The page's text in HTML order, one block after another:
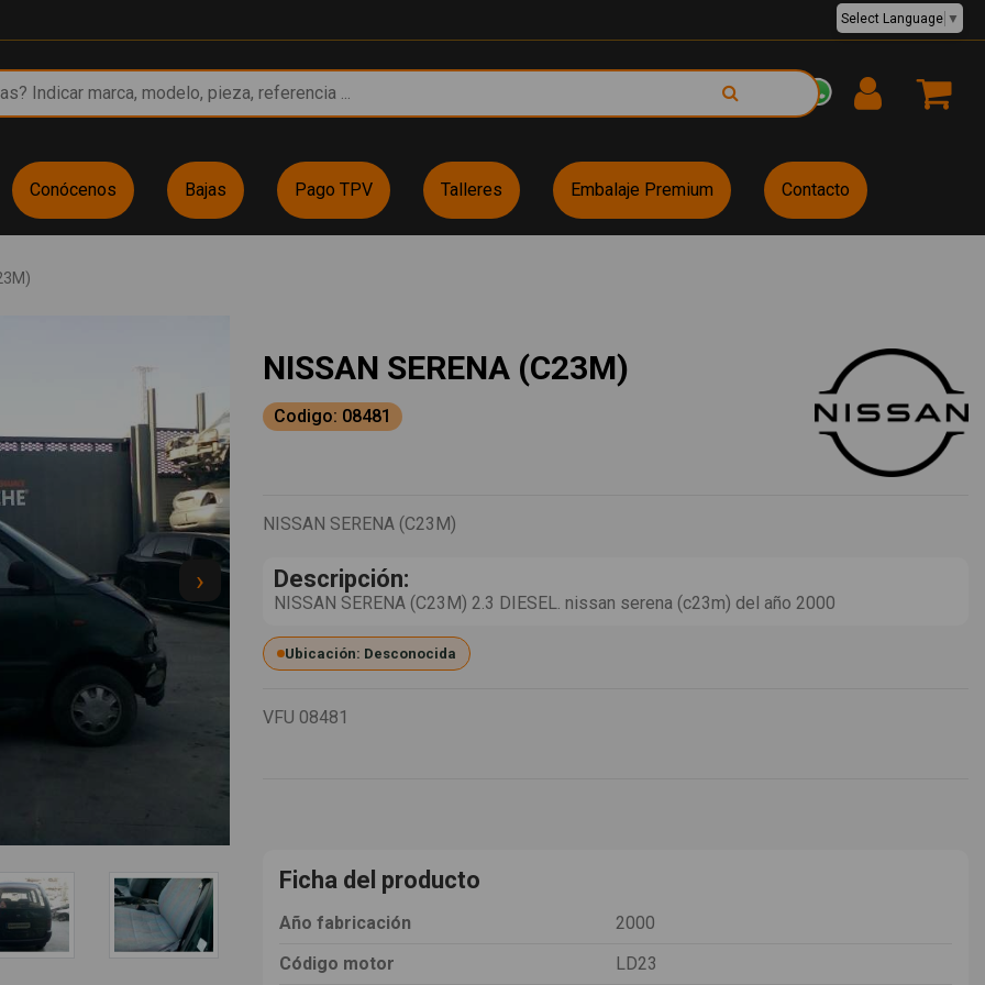
EUR €
Select Language ▼
Conócenos Bajas Pago TPV Talleres Embalaje Premium Contacto
›
NISSAN SERENA (C23M)
Codigo: 08481
NISSAN SERENA (C23M)
Descripción:
NISSAN SERENA (C23M) 2.3 DIESEL. nissan serena (c23m) del año 2000
Ubicación: Desconocida
VFU 08481
Ficha del producto
Año fabricación
2000
Código motor
LD23